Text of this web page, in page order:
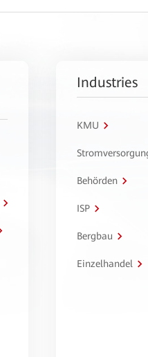
Industries
KMU
Behörden
ISP
Bergbau
Einzelhandel